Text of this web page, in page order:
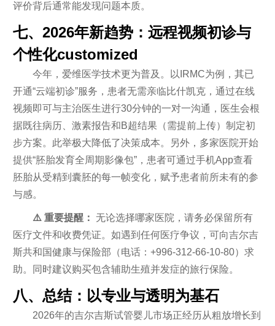
评价背后通常能发现问题本质。
七、2026年新趋势：远程视频初诊与
个性化customized
今年，爱维医学技术更为普及。以IRMC为例，其已
开通“云端初诊”服务，患者无需亲临比什凯克，通过在线
视频即可与主治医生进行30分钟的一对一沟通，医生会根
据既往病历、激素报告和B超结果（需提前上传）制定初
步方案。此举极大降低了决策成本。另外，多家医院开始
提供“胚胎发育全周期影像包”，患者可通过手机App查看
胚胎从受精到囊胚的每一帧变化，赋予患者前所未有的参
与感。
⚠️ 重要提醒：
无论选择哪家医院，请务必保留所有
医疗文件和收费凭证。如遇到任何医疗争议，可向吉尔吉
斯共和国健康与保险部（电话：+996-312-66-10-80）求
助。同时建议购买包含辅助生殖并发症的旅行保险。
八、总结：以专业与透明为基石
2026年的吉尔吉斯试管婴儿市场正经历从粗放增长到